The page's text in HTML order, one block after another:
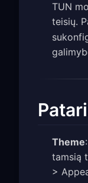
TUN
teisių.
Theme
tamsią
>